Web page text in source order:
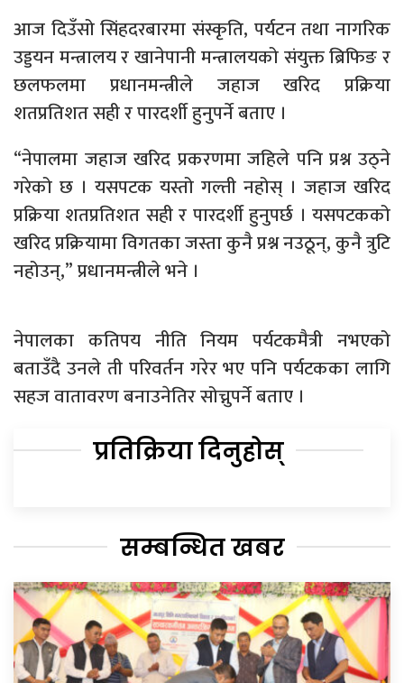
आज दिउँसो सिंहदरबारमा संस्कृति, पर्यटन तथा नागरिक
उड्डयन मन्त्रालय र खानेपानी मन्त्रालयको संयुक्त ब्रिफिङ र
छलफलमा प्रधानमन्त्रीले जहाज खरिद प्रक्रिया
शतप्रतिशत सही र पारदर्शी हुनुपर्ने बताए ।
“नेपालमा जहाज खरिद प्रकरणमा जहिले पनि प्रश्न उठ्ने
गरेको छ । यसपटक यस्तो गल्ती नहोस् । जहाज खरिद
प्रक्रिया शतप्रतिशत सही र पारदर्शी हुनुपर्छ । यसपटकको
खरिद प्रक्रियामा विगतका जस्ता कुनै प्रश्न नउठून्, कुनै त्रुटि
नहोउन्,” प्रधानमन्त्रीले भने ।
नेपालका कतिपय नीति नियम पर्यटकमैत्री नभएको
बताउँदै उनले ती परिवर्तन गरेर भए पनि पर्यटकका लागि
सहज वातावरण बनाउनेतिर सोच्नुपर्ने बताए ।
प्रतिक्रिया दिनुहोस्
सम्बन्धित खबर